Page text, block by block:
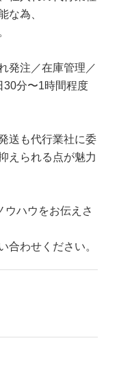
な為、
発注／在庫管理／
30分〜1時間程度
送も代行業社に委
えられる点が魅力
ウハウをお伝えさ
合わせください。